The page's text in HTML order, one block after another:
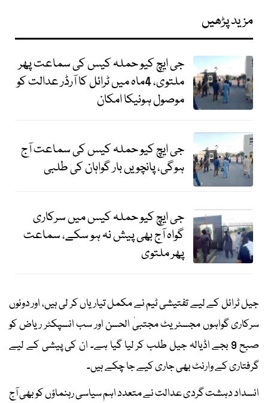
مزید پڑھیں
جی ایچ کیو حملہ کیس کی سماعت پھر
ملتوی، 4ماہ میں ٹرائل کا آرڈر عدالت کو
موصول ہونیکا امکان
جی ایچ کیو حملہ کیس کی سماعت آج
ہوگی، پانچویں بار گواہان کی طلبی
جی ایچ کیو حملہ کیس میں سرکاری
گواہ آج بھی پیش نہ ہو سکے، سماعت
پھر ملتوی
جیل ٹرائل کے لیے تفتیشی ٹیم نے مکمل تیاریاں کر لی ہیں، اور دونوں
سرکاری گواہوں مجسٹریٹ مجتبیٰ الحسن اور سب انسپکٹر ریاض کو
صبح 9 بجے اڈیالہ جیل طلب کر لیا گیا ہے۔ ان کی پیشی کے لیے
گرفتاری کے وارنٹ بھی جاری کیے جا چکے ہیں۔
انسداد دہشت گردی عدالت نے متعدد اہم سیاسی رہنماؤں کو بھی آج